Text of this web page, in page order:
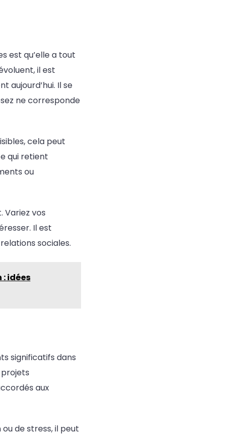
est qu’elle a tout
il est
aujourd’hui. Il se
ne corresponde
cela peut
qui retient
ou
Variez vos
Il est
sociales.
idées
significatifs dans
aux
de stress, il peut